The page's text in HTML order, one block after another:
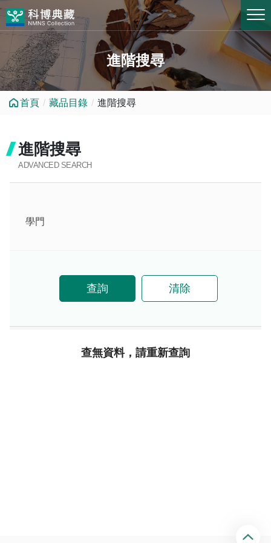
進階搜尋
首頁 藏品目錄 進階搜尋
進階搜尋
ADVANCED SEARCH
學門
查詢 清除
查無資料，請重新查詢
回
頂
端